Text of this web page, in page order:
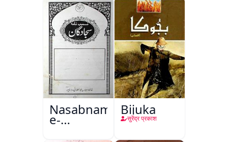
Nasabnama-
e-
Sajjadgan
Bijuka
सुरेंद्र प्रकाश